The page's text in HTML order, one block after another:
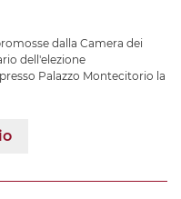
dalla Camera dei
dell'elezione
Palazzo Montecitorio la